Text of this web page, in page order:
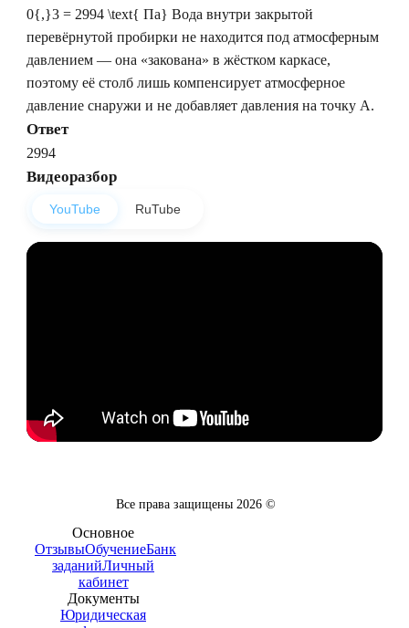
0{,}3 = 2994 \text{ Па} Вода внутри закрытой
перевёрнутой пробирки не находится под атмосферным
давлением — она «закована» в жёстком каркасе,
поэтому её столб лишь компенсирует атмосферное
давление снаружи и не добавляет давления на точку A.
Ответ
2994
Видеоразбор
YouTube RuTube
Все права защищены2026 ©
Основное
ОтзывыОбучениеБанк
заданийЛичный
кабинет
Документы
Юридическая